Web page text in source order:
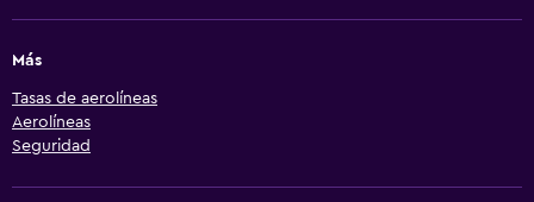
Más
Tasas de aerolíneas
Aerolíneas
Seguridad